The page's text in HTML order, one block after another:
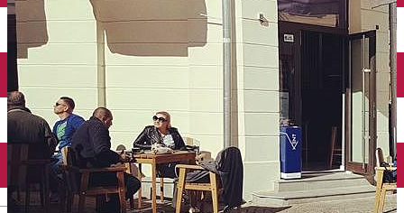
English
Închirieri auto
Închirieri biciclete
Taxi
Încărcare vehicule electrice